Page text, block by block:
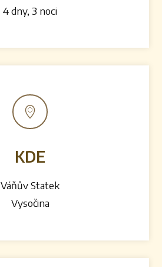
4 dny, 3 noci
KDE
Váňův Statek
Vysočina